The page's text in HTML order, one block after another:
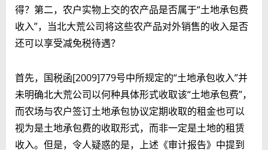
得？第二，农户实物上交的农产品是否属于“土地承包费
收入”，当北大荒公司将这些农产品对外销售的收入是否
还可以享受减免税待遇？
首先，国税函[2009]779号中所规定的“土地承包收入”并
未明确北大荒公司以何种具体形式收取该“土地承包费”，
而农场与农户签订土地承包协议定期收取的租金也可以
视为是土地承包费的收取形式，而非一定是土地的租赁
收入。但是，令人疑惑的是，上述《审计报告》中提到